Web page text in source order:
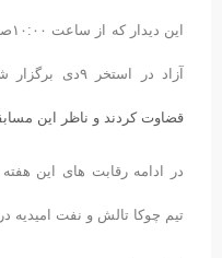
این
آزاد در استخر ۹دی برگزار شد را
قضاوت کردند و ناظر این
تیم چوکا تالش و نفت امیدیه